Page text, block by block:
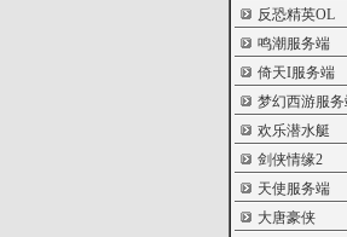
反恐精英OL
鸣潮服务端
倚天I服务端
梦幻西游服务
欢乐潜水艇
剑侠情缘2
天使服务端
大唐豪侠